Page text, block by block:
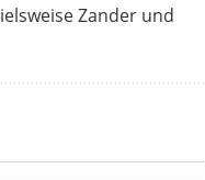
Zander und